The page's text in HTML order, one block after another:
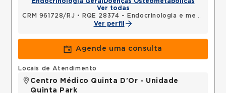
Ver todas
CRM 961728/RJ •
RQE 28374 - Endocrinologia e metabologia
Ver perfil
Agende uma consulta
Locais de Atendimento
Centro Médico Quinta D'Or - Unidade
Quinta Park